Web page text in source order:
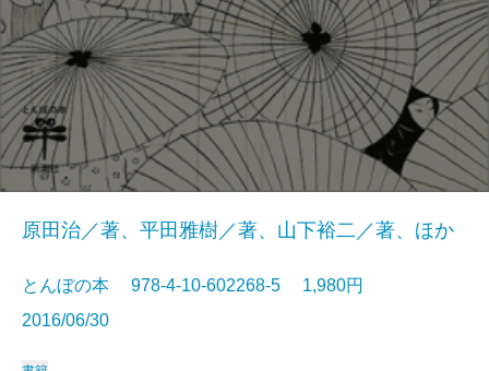
原田治／著、平田雅樹／著、山下裕二／著、ほか
とんぼの本 978-4-10-602268-5 1,980円
2016/06/30